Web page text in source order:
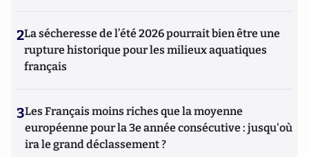
2La sécheresse de l’été 2026 pourrait bien être une
rupture historique pour les milieux aquatiques
français
3Les Français moins riches que la moyenne
européenne pour la 3e année consécutive : jusqu'où
ira le grand déclassement ?